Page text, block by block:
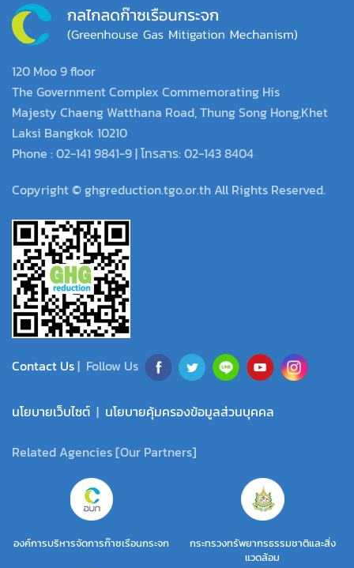
120 Moo 9 floor
The Government Complex Commemorating His
Majesty Chaeng Watthana Road, Thung Song Hong,Khet
Laksi Bangkok 10210
Phone : 02-141 9841-9 | โทรสาร: 02-143 8404
Copyright © ghgreduction.tgo.or.th All Rights Reserved.
Contact Us| Follow Us
นโยบายเว็บไซต์ | นโยบายคุ้มครองข้อมูลส่วนบุคคล
Related Agencies [Our Partners]
องค์การบริหารจัดการก๊าซเรือนกระจก
กระทรวงทรัพยากรธรรมชาติและสิ่ง
แวดล้อม